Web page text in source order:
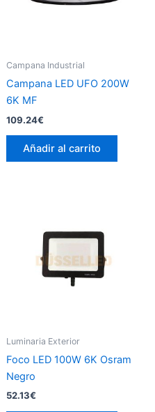
Campana Industrial
Campana LED UFO 200W
6K MF
109.24€
Añadir al carrito
Luminaria Exterior
Foco LED 100W 6K Osram
Negro
52.13€